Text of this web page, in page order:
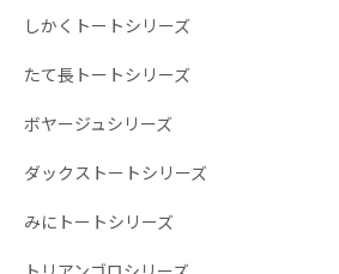
しかくトートシリーズ
たて長トートシリーズ
ボヤージュシリーズ
ダックストートシリーズ
みにトートシリーズ